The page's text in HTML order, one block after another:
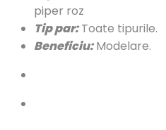
piper roz
Tip par:Toate tipurile.
Beneficiu:Modelare.